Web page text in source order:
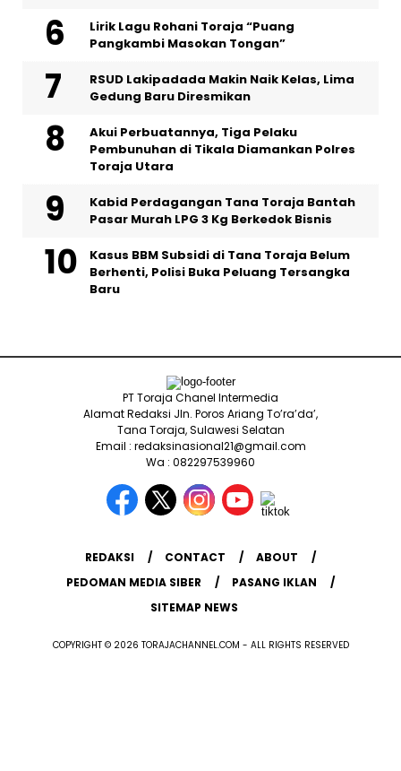
Lirik Lagu Rohani Toraja “Puang
Pangkambi Masokan Tongan”
RSUD Lakipadada Makin Naik Kelas, Lima
Gedung Baru Diresmikan
Akui Perbuatannya, Tiga Pelaku
Pembunuhan di Tikala Diamankan Polres
Toraja Utara
Kabid Perdagangan Tana Toraja Bantah
Pasar Murah LPG 3 Kg Berkedok Bisnis
Kasus BBM Subsidi di Tana Toraja Belum
Berhenti, Polisi Buka Peluang Tersangka
Baru
PT Toraja Chanel Intermedia
Alamat Redaksi Jln. Poros Ariang To’ra’da’,
Tana Toraja, Sulawesi Selatan
Email : redaksinasional21@gmail.com
Wa : 082297539960
REDAKSI CONTACT
ABOUT
PEDOMAN MEDIA SIBER
PASANG IKLAN
SITEMAP NEWS
COPYRIGHT © 2026 TORAJACHANNEL.COM - ALL RIGHTS RESERVED